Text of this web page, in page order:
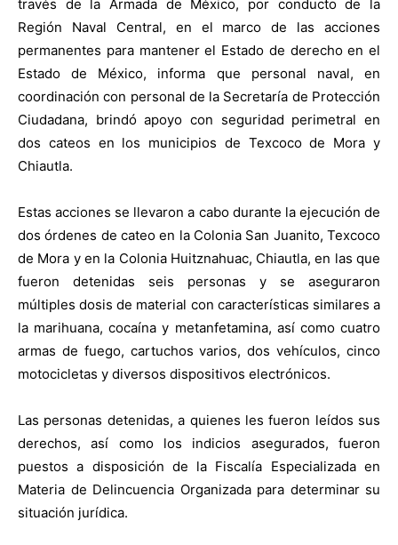
través de la Armada de México, por conducto de la
Región Naval Central, en el marco de las acciones
permanentes para mantener el Estado de derecho en el
Estado de México, informa que personal naval, en
coordinación con personal de la Secretaría de Protección
Ciudadana, brindó apoyo con seguridad perimetral en
dos cateos en los municipios de Texcoco de Mora y
Chiautla.
Estas acciones se llevaron a cabo durante la ejecución de
dos órdenes de cateo en la Colonia San Juanito, Texcoco
de Mora y en la Colonia Huitznahuac, Chiautla, en las que
fueron detenidas seis personas y se aseguraron
múltiples dosis de material con características similares a
la marihuana, cocaína y metanfetamina, así como cuatro
armas de fuego, cartuchos varios, dos vehículos, cinco
motocicletas y diversos dispositivos electrónicos.
Las personas detenidas, a quienes les fueron leídos sus
derechos, así como los indicios asegurados, fueron
puestos a disposición de la Fiscalía Especializada en
Materia de Delincuencia Organizada para determinar su
situación jurídica.